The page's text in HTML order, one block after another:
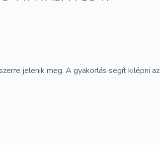
jelenik meg. A gyakorlás segít kilépni az